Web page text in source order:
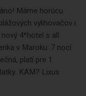
Máme horúcu
vylihovačov i
4*hotel s all
v Maroku: 7 nocí
platí pre 1
KAM? Lixus